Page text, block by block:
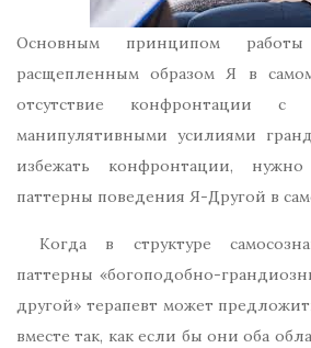
Основным принципом
расщепленным образом Я в
отсутствие конфронтации с
манипулятивными усилиями
избежать конфронтации,
паттерны поведения Я-Другой в
Когда в структуре
паттерны «богоподобно-
другой» терапевт может
вместе так, как если бы они оба